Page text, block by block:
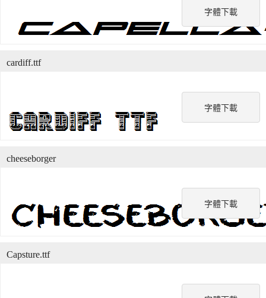
字體下載
字體下載
cardiff.ttf
字體下載
cheeseborger
Capsture.ttf